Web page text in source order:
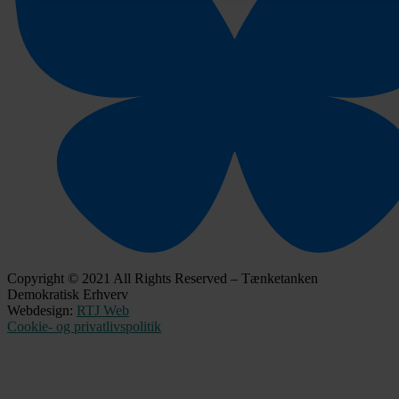
Copyright © 2021 All Rights Reserved – Tænketanken
Demokratisk Erhverv
Webdesign: RTJ Web
Cookie- og privatlivspolitik